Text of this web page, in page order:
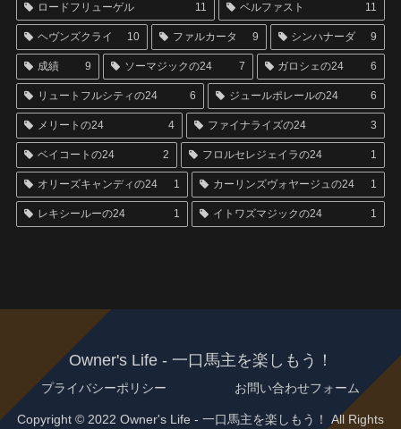
ロードフリューゲル 11 ベルファスト 11
ヘヴンズクライ 10 ファルカータ 9 シンハナーダ 9
成績 9 ソーマジックの24 7 ガロシェの24 6
リュートフルシティの24 6 ジュールポレールの24 6
メリートの24 4 ファイナライズの24 3
ベイコートの24 2 フロルセレジェイラの24 1
オリーズキャンディの24 1 カーリンズヴォヤージュの24 1
レキシールーの24 1 イトワズマジックの24 1
Owner's Life - 一口馬主を楽しもう！
プライバシーポリシー お問い合わせフォーム
Copyright © 2022 Owner's Life - 一口馬主を楽しもう！ All Rights